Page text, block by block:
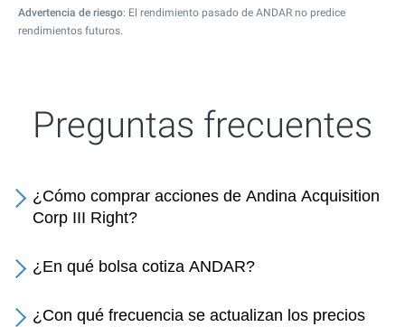
Advertencia de riesgo: El rendimiento pasado de ANDAR no predice
rendimientos futuros.
Preguntas frecuentes
¿Cómo comprar acciones de Andina Acquisition
Corp III Right?
¿En qué bolsa cotiza ANDAR?
¿Con qué frecuencia se actualizan los precios